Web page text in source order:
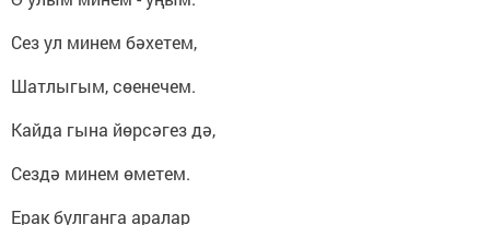
Сез ул минем бәхетем,
Шатлыгым, сөенечем.
Кайда гына йөрсәгез дә,
Сездә минем өметем.
Ерак булганга аралар